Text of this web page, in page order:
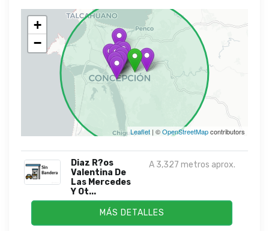
+
−
Leaflet | ©OpenStreetMapcontributors
Diaz R?os
Valentina De
Las Mercedes
Y Ot...
A 3,327 metros aprox.
MÁS DETALLES